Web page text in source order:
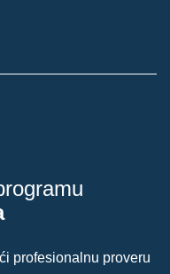
profesionalnu proveru